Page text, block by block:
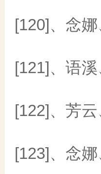
[120]、念
[121]、语
[122]、芳
[123]、念